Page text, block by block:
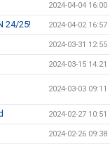
2024-04-04 16:00
24/25! 2024-04-02 16:57
2024-03-31 12:55
2024-03-15 14:21
2024-03-03 09:11
2024-02-27 10:51
2024-02-26 09:38